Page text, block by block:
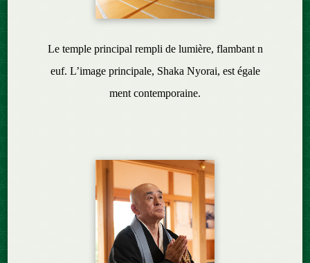
Le temple principal rempli de lumière, flambant n
euf. L’image principale, Shaka Nyorai, est égale
ment contemporaine.